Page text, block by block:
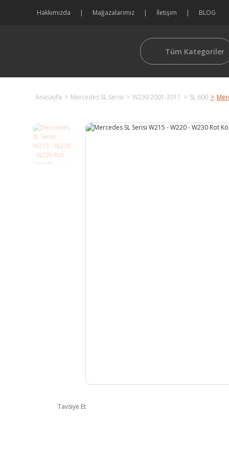
Hakkımızda Mağazalarımız İletişim BLOG
Tüm Kategoriler
Anasayfa Mercedes SL Serisi W230 2001-2011 SL 600
Tavsiye Et